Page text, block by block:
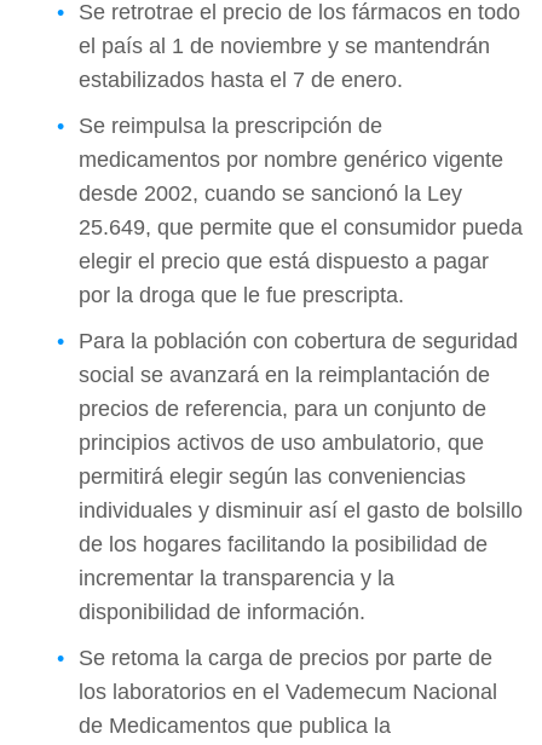
Se retrotrae el precio de los fármacos en todo
el país al 1 de noviembre y se mantendrán
estabilizados hasta el 7 de enero.
Se reimpulsa la prescripción de
medicamentos por nombre genérico vigente
desde 2002, cuando se sancionó la Ley
25.649, que permite que el consumidor pueda
elegir el precio que está dispuesto a pagar
por la droga que le fue prescripta.
Para la población con cobertura de seguridad
social se avanzará en la reimplantación de
precios de referencia, para un conjunto de
principios activos de uso ambulatorio, que
permitirá elegir según las conveniencias
individuales y disminuir así el gasto de bolsillo
de los hogares facilitando la posibilidad de
incrementar la transparencia y la
disponibilidad de información.
Se retoma la carga de precios por parte de
los laboratorios en el Vademecum Nacional
de Medicamentos que publica la